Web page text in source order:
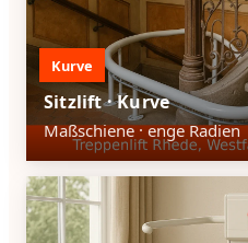
Kurve
Sitzlift · Kurve
Maßschiene · enge Radien